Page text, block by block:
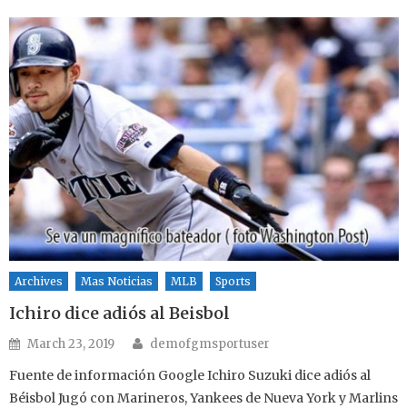
Archives Mas Noticias MLB Sports
Ichiro dice adiós al Beisbol
Posted on
March 23, 2019 Author
demofgmsportuser
Fuente de información Google Ichiro Suzuki dice adiós al
Béisbol Jugó con Marineros, Yankees de Nueva York y Marlins